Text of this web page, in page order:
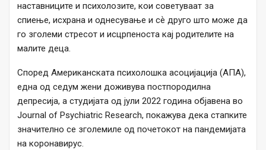
наставниците и психолозите, кои советуваат за
спиење, исхрана и однесување и сѐ друго што може да
го зголеми стресот и исцрпеноста кај родителите на
малите деца.
Според Американската психолошка асоцијација (АПА),
една од седум жени доживува постпородилна
депресија, а студијата од јули 2022 година објавена во
Journal of Psychiatric Research, покажува дека стапките
значително се зголемиле од почетокот на пандемијата
на коронавирус.